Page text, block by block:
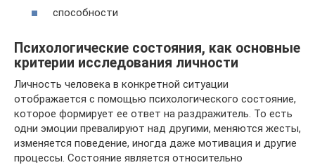
способности
Психологические состояния, как основные
критерии исследования личности
Личность человека в конкретной ситуации
отображается с помощью психологического состояние,
которое формирует ее ответ на раздражитель. То есть
одни эмоции превалируют над другими, меняются жесты,
изменяется поведение, иногда даже мотивация и другие
процессы. Состояние является относительно